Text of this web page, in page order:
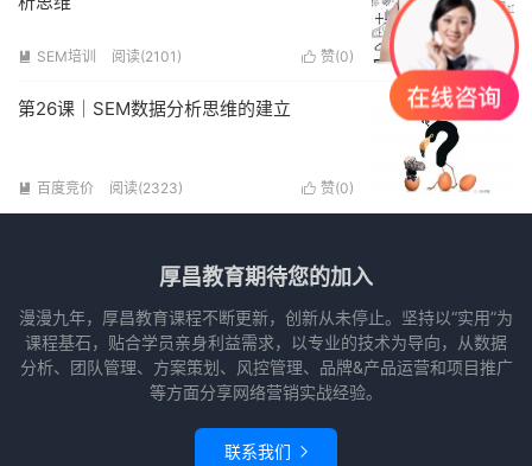
 赞(0)
 SEM培训 阅读(2101)
第26课｜SEM数据分析思维的建立
 赞(0)
 百度竞价 阅读(2323)
厚昌教育期待您的加入
漫漫九年，厚昌教育课程不断更新，创新从未停止。坚持以“实用”为
课程基石，贴合学员亲身利益需求，以专业的技术为导向，从数据
分析、团队管理、方案策划、风控管理、品牌&产品运营和项目推广
等方面分享网络营销实战经验。
联系我们 